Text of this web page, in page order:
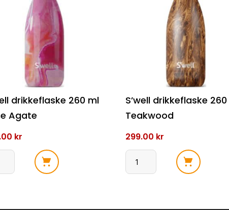
drikkeflaske 260 ml
Agate
kr
S’well drikkeflaske
Teakwood
299.00 kr
S'well
ml